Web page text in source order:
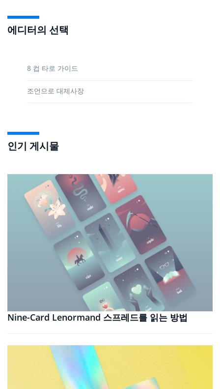
에디터의 선택
8 컵 타로 가이드
조언으로 대제사장
인기 게시물
Nine-Card Lenormand 스프레드를 읽는 방법